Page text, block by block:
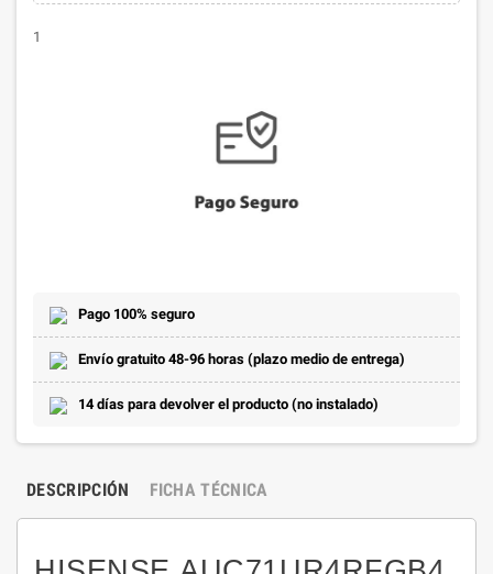
1
Pago 100% seguro
Envío gratuito 48-96 horas (plazo medio de entrega)
14 días para devolver el producto (no instalado)
DESCRIPCIÓN FICHA TÉCNICA